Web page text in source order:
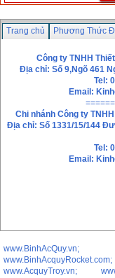
Trang chủ Phương Thức
Công ty TNHH
Địa chỉ: Số 9,Ngõ 461
Tel:
Email:
Chi nhánh Công ty
Địa chỉ: Số 1331/15/144
Tel:
Email:
www.AcquyTroy.vn;